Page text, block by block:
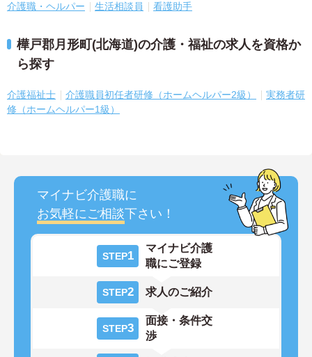
介護職・ヘルパー 生活相談員 看護助手
樺戸郡月形町(北海道)の介護・福祉の求人を資格か
ら探す
介護福祉士 介護職員初任者研修（ホームヘルパー2級）
実務者研
修（ホームヘルパー1級）
マイナビ介護職に
お気軽にご相談下さい！
STEP1
マイナビ介護
職にご登録
STEP2 求人のご紹介
STEP3
面接・条件交
渉